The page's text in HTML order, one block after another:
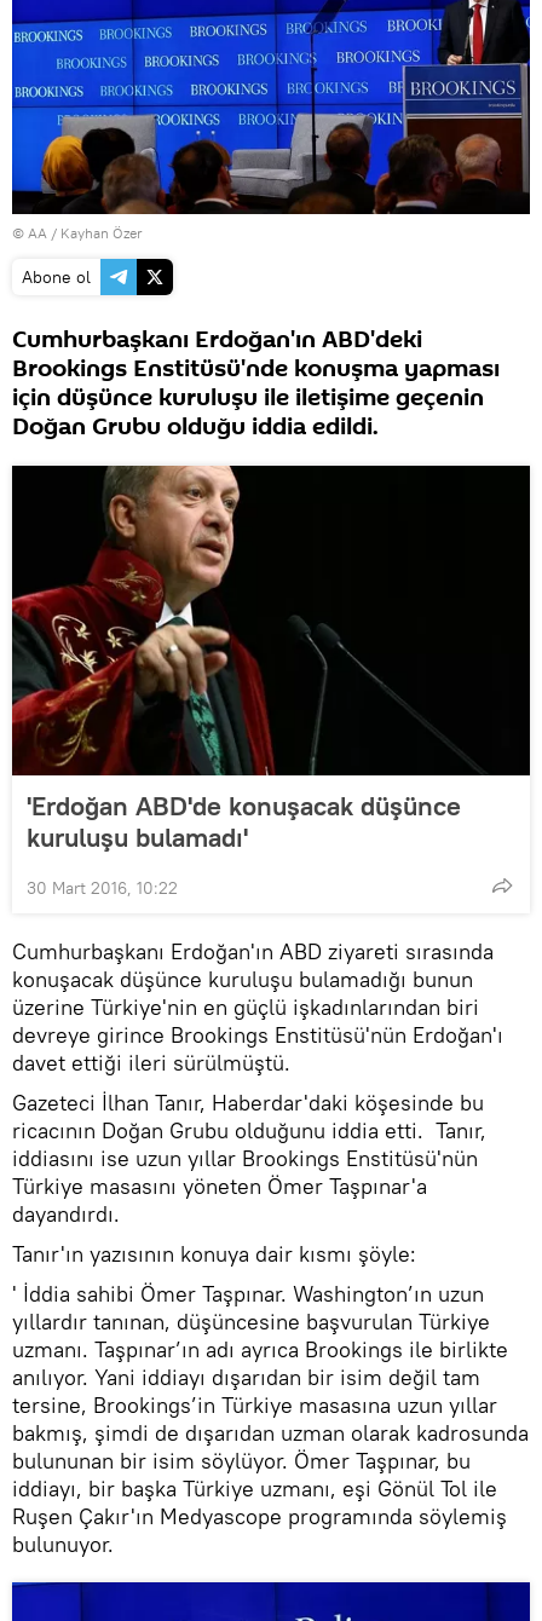
© AA / Kayhan Özer
Abone ol
Cumhurbaşkanı Erdoğan'ın ABD'deki
Brookings Enstitüsü'nde konuşma yapması
için düşünce kuruluşu ile iletişime geçenin
Doğan Grubu olduğu iddia edildi.
'Erdoğan ABD'de konuşacak düşünce
kuruluşu bulamadı'
30 Mart 2016, 10:22
Cumhurbaşkanı Erdoğan'ın ABD ziyareti sırasında
konuşacak düşünce kuruluşu bulamadığı bunun
üzerine Türkiye'nin en güçlü işkadınlarından biri
devreye girince Brookings Enstitüsü'nün Erdoğan'ı
davet ettiği ileri sürülmüştü.
Gazeteci İlhan Tanır, Haberdar'daki köşesinde bu
ricacının Doğan Grubu olduğunu iddia etti. Tanır,
iddiasını ise uzun yıllar Brookings Enstitüsü'nün
Türkiye masasını yöneten Ömer Taşpınar'a
dayandırdı.
Tanır'ın yazısının konuya dair kısmı şöyle:
' İddia sahibi Ömer Taşpınar. Washington’ın uzun
yıllardır tanınan, düşüncesine başvurulan Türkiye
uzmanı. Taşpınar’ın adı ayrıca Brookings ile birlikte
anılıyor. Yani iddiayı dışarıdan bir isim değil tam
tersine, Brookings’in Türkiye masasına uzun yıllar
bakmış, şimdi de dışarıdan uzman olarak kadrosunda
bulununan bir isim söylüyor. Ömer Taşpınar, bu
iddiayı, bir başka Türkiye uzmanı, eşi Gönül Tol ile
Ruşen Çakır'ın Medyascope programında söylemiş
bulunuyor.